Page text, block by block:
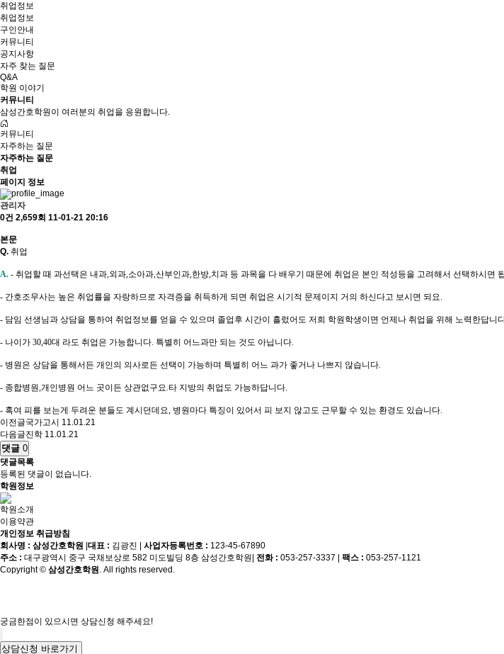
취업정보
취업정보
구인안내
커뮤니티
공지사항
자주 찾는 질문
Q&A
학원 이야기
커뮤니티
삼성간호학원이 여러분의 취업을 응원합니다.
커뮤니티
자주하는 질문
자주하는 질문
취업
페이지 정보
관리자
0건 2,659회 11-01-21 20:16
본문
Q. 취업
A. - 취업할 때 과선택은 내과,외과,소아과,산부인과,한방,치과 등 과목을 다 배우기 때문에 취업은 본인 적성등을 고려해서 선택하시면
- 간호조무사는 높은 취업률을 자랑하므로 자격증을 취득하게 되면 취업은 시기적 문제이지 거의 하신다고 보시면 되요.
- 담임 선생님과 상담을 통하여 취업정보를 얻을 수 있으며 졸업후 시간이 흘렀어도 저희 학원학생이면 언제나 취업을 위해 노력한답니
- 나이가 30,40대 라도 취업은 가능합니다. 특별히 어느과만 되는 것도 아닙니다.
- 병원은 상담을 통해서든 개인의 의사로든 선택이 가능하며 특별히 어느 과가 좋거나 나쁘지 않습니다.
- 종합병원,개인병원 어느 곳이든 상관없구요.타 지방의 취업도 가능하답니다.
- 혹여 피를 보는게 두려운 분들도 계시던데요, 병원마다 특징이 있어서 피 보지 않고도 근무할 수 있는 환경도 있습니다.
이전글국가고시
11.01.21
다음글진학 11.01.21
댓글 0
댓글목록
등록된 댓글이 없습니다.
학원정보
학원소개
이용약관
개인정보 취급방침
회사명 : 삼성간호학원 대표 : 김광진 사업자등록번호 : 123-45-67890
주소 : 대구광역시 중구 국채보상로 582 미도빌딩 8층 삼성간호학원 전화 : 053-257-3337 팩스 : 053-257-1121
Copyright © 삼성간호학원. All rights reserved.
궁금한점이 있으시면 상담신청 해주세요!
상담신청 바로가기